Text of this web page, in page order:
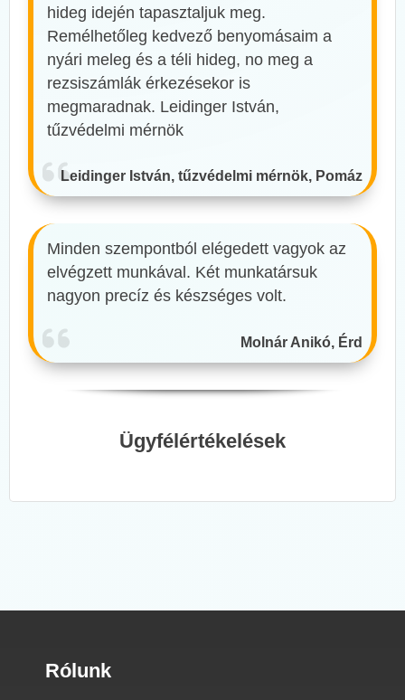
hideg idején tapasztaljuk meg.
Remélhetőleg kedvező benyomásaim a
nyári meleg és a téli hideg, no meg a
rezsiszámlák érkezésekor is
megmaradnak. Leidinger István,
tűzvédelmi mérnök
Leidinger István, tűzvédelmi mérnök, Pomáz
Minden szempontból elégedett vagyok az
elvégzett munkával. Két munkatársuk
nagyon precíz és készséges volt.
Molnár Anikó, Érd
Ügyfélértékelések
Rólunk